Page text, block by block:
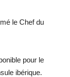
le Chef du
pour le
ibérique.